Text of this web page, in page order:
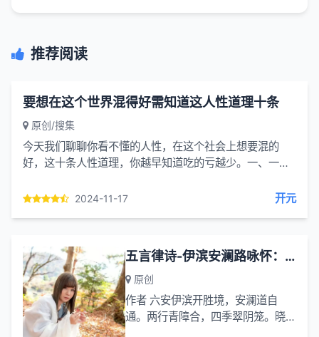
推荐阅读
要想在这个世界混得好需知道这人性道理十条
原创/搜集
今天我们聊聊你看不懂的人性，在这个社会上想要混的
好，这十条人性道理，你越早知道吃的亏越少。一、一个
2024-11-17 开元
五言律诗-伊滨安澜路咏怀：伊滨开胜境 安澜道自通 两行青障合 四季翠阴笼
原创
作者 六安伊滨开胜境，安澜道自
通。两行青障合，四季翠阴笼。晓露